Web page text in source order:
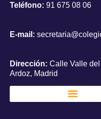
Teléfono: 91 675 08 06
E-mail:
Dirección: Calle Valle
Ardoz, Madrid